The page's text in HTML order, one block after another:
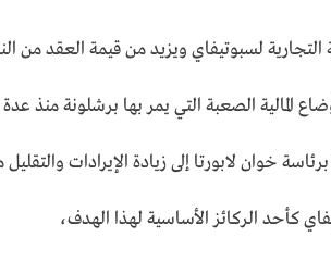
لسبوتيفاي ويزيد من قيمة العقد من
المالية الصعبة التي يمر بها برشلونة منذ
خوان لابورتا إلى زيادة الإيرادات والتقليل
كأحد الركائز الأساسية لهذا الهدف،